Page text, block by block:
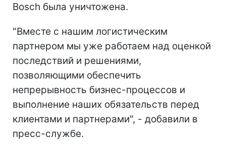
Bosch была уничтожена.
"Вместе с нашим логистическим
партнером мы уже работаем над оценкой
последствий и решениями,
позволяющими обеспечить
непрерывность бизнес-процессов и
выполнение наших обязательств перед
клиентами и партнерами", - добавили в
пресс-службе.